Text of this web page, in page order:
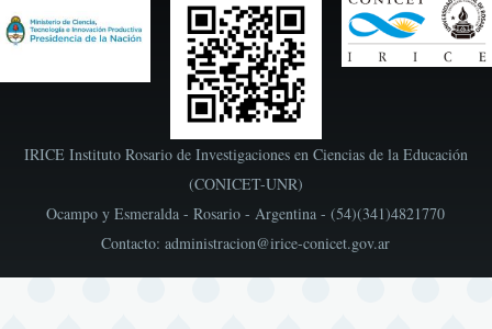
IRICE Instituto Rosario de Investigaciones en Ciencias de la Educación
(CONICET-UNR)
Ocampo y Esmeralda - Rosario - Argentina - (54)(341)4821770
Contacto: administracion@irice-conicet.gov.ar